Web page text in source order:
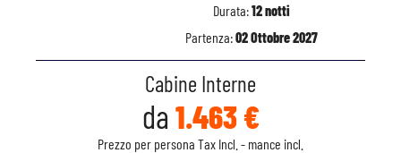
Durata:12 notti
Partenza:02 Ottobre 2027
Cabine Interne
da 1.463 €
Prezzo per persona Tax Incl. - mance incl.